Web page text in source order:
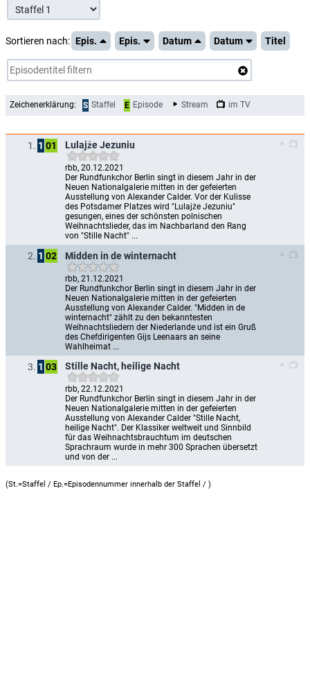
Sortieren nach: Epis. Epis. Datum Datum Titel
Zeichenerklärung: S Staffel E Episode Stream im TV
1. 1 01 Lulajże Jezuniu
rbb, 20.12.2021
Der Rundfunkchor Berlin singt in diesem Jahr in der
Neuen Nationalgalerie mitten in der gefeierten
Ausstellung von Alexander Calder. Vor der Kulisse
des Potsdamer Platzes wird "Lulajże Jezuniu"
gesungen, eines der schönsten polnischen
Weihnachtslieder, das im Nachbarland den Rang
von "Stille Nacht" ...
2. 1 02 Midden in de winternacht
rbb, 21.12.2021
Der Rundfunkchor Berlin singt in diesem Jahr in der
Neuen Nationalgalerie mitten in der gefeierten
Ausstellung von Alexander Calder. "Midden in de
winternacht" zählt zu den bekanntesten
Weihnachtsliedern der Niederlande und ist ein Gruß
des Chefdirigenten Gijs Leenaars an seine
Wahlheimat ...
3. 1 03 Stille Nacht, heilige Nacht
rbb, 22.12.2021
Der Rundfunkchor Berlin singt in diesem Jahr in der
Neuen Nationalgalerie mitten in der gefeierten
Ausstellung von Alexander Calder "Stille Nacht,
heilige Nacht". Der Klassiker weltweit und Sinnbild
für das Weihnachtsbrauchtum im deutschen
Sprachraum wurde in mehr 300 Sprachen übersetzt
und von der ...
(St.=Staffel / Ep.=Episodennummer innerhalb der Staffel / )